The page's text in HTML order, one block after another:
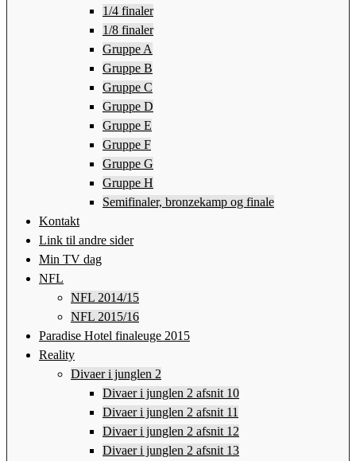
1/4 finaler
1/8 finaler
Gruppe A
Gruppe B
Gruppe C
Gruppe D
Gruppe E
Gruppe F
Gruppe G
Gruppe H
Semifinaler, bronzekamp og finale
Kontakt
Link til andre sider
Min TV dag
NFL
NFL 2014/15
NFL 2015/16
Paradise Hotel finaleuge 2015
Reality
Divaer i junglen 2
Divaer i junglen 2 afsnit 10
Divaer i junglen 2 afsnit 11
Divaer i junglen 2 afsnit 12
Divaer i junglen 2 afsnit 13